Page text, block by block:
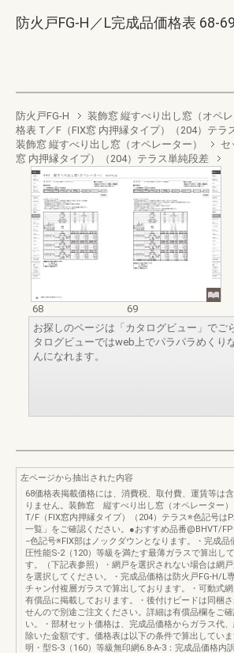
防火戸FG-H／L完成品価格表 68-
防火戸FG-H 装飾窓 縦すべり出し窓（オペレ
格表 T／F（FIX窓 内押縁タイプ）（204）テラ
装飾窓 縦すべり出し窓（オペレーター）
セ
窓 内押縁タイプ）（204）テラス単純段差
68
69
お探しのページは「カタログビュー」でご
タログビューではweb上でパラパラめくり
んになれます。
左ページから抽出された内容
68価格表掲載価格には、消費税、取付費、運賃等は
りません。装飾窓 縦すべり出し窓（オペレーター
T/F（FIX窓内押縁タイプ）（204）テラス※色記号は
一覧」をご確認ください。●おすすめ品番@BHVT/
−色記号※FIX部はノックダウンとなります。・完成品
圧性能S-2（120）等級を満たす最薄ガラスで算出し
す。（下記表参照）・網戸を選択されない場合は網
を選択してください。・完成品価格は防火戸FG-H/L
チャン付複層ガラスで算出しております。・可動式
有償品に掲載しております。・後付けビードは同梱さ
せんので別途ご注文ください。詳細は有償品欄をご確
い。・部材セット価格は、完成品価格からガラス代
除いた金額です。価格表は以下の条件で算出してい
明・型S-3（160）等級無印網6.8-A-3：完成品価格内